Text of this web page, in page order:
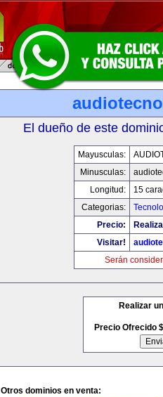
El dueño de este
Mayusculas:
Minusculas:
Longitud:
15
Categorias:
Precio:
Visitar!
Serán
Realizar
Precio Ofrecido $
Otros dominios en venta: